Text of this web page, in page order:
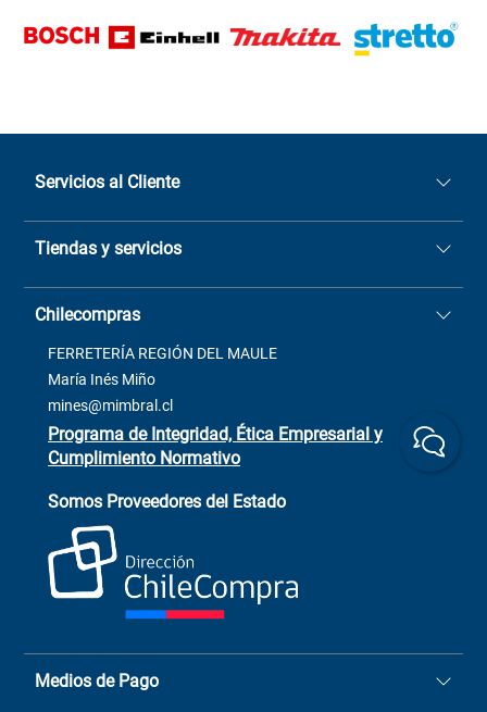
Servicios al Cliente
Quiénes somos
Sucursales
Términos y condiciones
Contacto
Venta Terreno
Trabaja con Nosotros
+(73) 256
ChileCompras
+56 9 9888 9549
Tiendas y servicios
Casa Matriz: Avenida Chorrillos
2137 San Javier, Fono (73)
Chilecompras
FERRETERÍA REGIÓN DEL MAULE
María Inés Miño
mines@mimbral.cl
Programa de Integridad, Ética Empresarial y
Cumplimiento Normativo
Somos Proveedores del Estado
Medios de Pago